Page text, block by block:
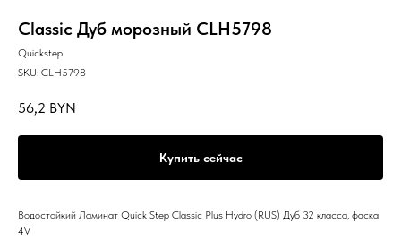
Classic Дуб морозный CLH5798
Quickstep
SKU: CLH5798
56,2 BYN
Купить сейчас
Водостойкий Ламинат Quick Step Classic Plus Hydro (RUS) Дуб 32 класса, фаска
4V